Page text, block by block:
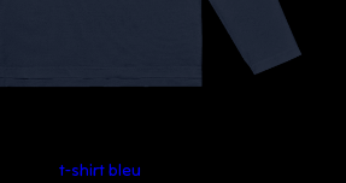
t-shirt bleu